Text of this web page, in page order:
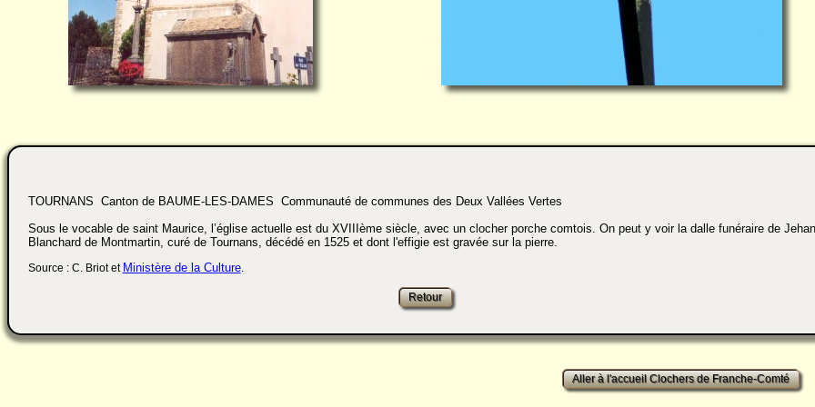
TOURNANS Canton de BAUME-LES-DAMES Communauté de communes des Deux Vallées Vertes
Sous le vocable de saint Maurice, l’église actuelle est du XVIIIème siècle, avec un clocher porche comtois. On peut y voir la dalle funéraire de Jehan
Blanchard de Montmartin, curé de Tournans, décédé en 1525 et dont l'effigie est gravée sur la pierre.
Source : C. Briot et Ministère de la Culture.